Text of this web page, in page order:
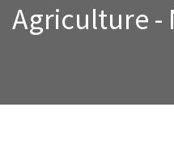
Agriculture -